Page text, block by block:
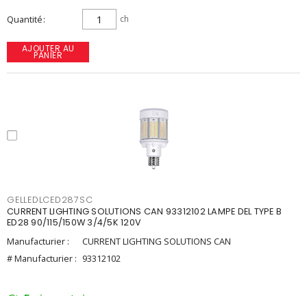
Quantité ch
AJOUTER AU
PANIER
GELLEDLCED287SC
CURRENT LIGHTING SOLUTIONS CAN 93312102 LAMPE DEL TYPE B
ED28 90/115/150W 3/4/5K 120V
Manufacturier :
CURRENT LIGHTING SOLUTIONS CAN
# Manufacturier : 93312102